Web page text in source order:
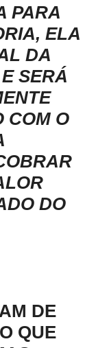
PARA
ELA
DA
SERÁ
COM O
DO
DE
QUE